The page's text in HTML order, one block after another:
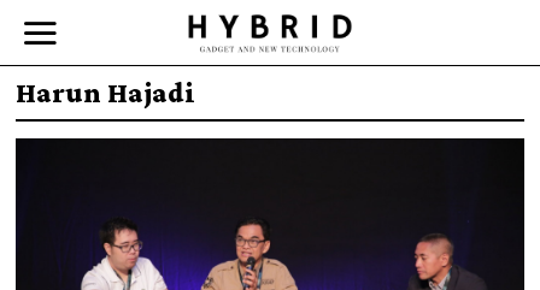
Harun Hajadi